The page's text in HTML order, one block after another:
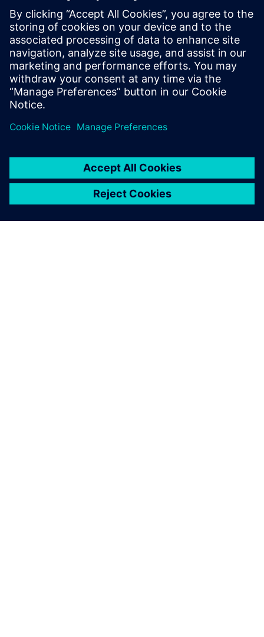
Simplify programming of complex parts with
CAD/CAM functionality, building upon the Advanced
product, with multi-axis machining powered by
cloud technologies.